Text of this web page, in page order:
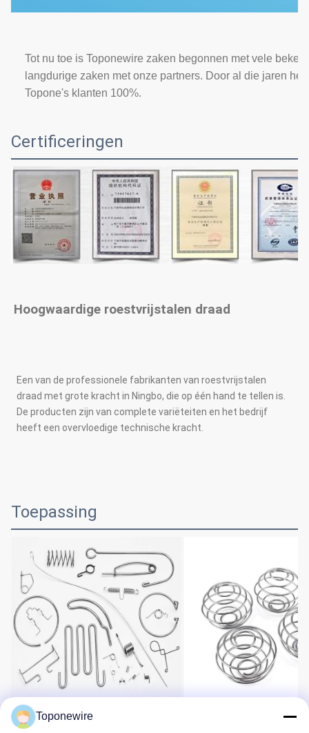
Tot nu toe is Toponewire zaken begonnen met vele
langdurige zaken met onze partners. Door al die jaren
Topone's klanten 100%.
Certificeringen
Hoogwaardige roestvrijstalen draad
Een van de professionele fabrikanten van roestvrijstalen
draad met grote kracht in Ningbo, die op één hand te tellen is.
De producten zijn van complete variëteiten en het bedrijf
heeft een overvloedige technische kracht.
Toepassing
Toponewire